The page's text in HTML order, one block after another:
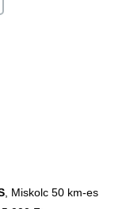
, Miskolc 50 km-es